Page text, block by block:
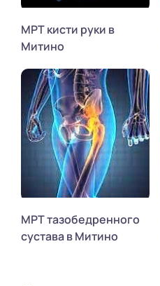
МРТ кисти руки в
Митино
МРТ тазобедренного
сустава в Митино